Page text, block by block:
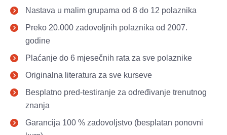
Nastava u malim grupama od 8 do 12 polaznika
Preko 20.000 zadovoljnih polaznika od 2007.
godine
Plaćanje do 6 mjesečnih rata za sve polaznike
Originalna literatura za sve kurseve
Besplatno pred-testiranje za određivanje trenutnog
znanja
Garancija 100 % zadovoljstvo (besplatan ponovni